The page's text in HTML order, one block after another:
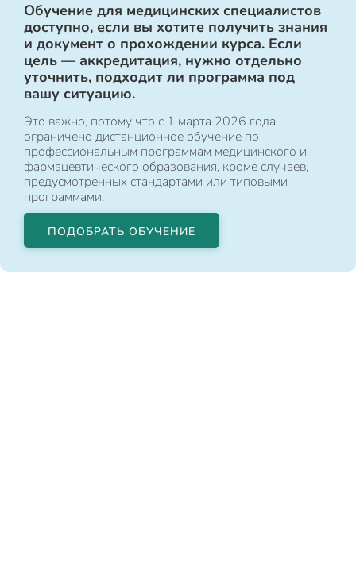
Обучение для медицинских специалистов
доступно, если вы хотите получить знания
и документ о прохождении курса. Если
цель — аккредитация, нужно отдельно
уточнить, подходит ли программа под
вашу ситуацию.
Это важно, потому что с 1 марта 2026 года
ограничено дистанционное обучение по
профессиональным программам медицинского и
фармацевтического образования, кроме случаев,
предусмотренных стандартами или типовыми
программами.
ПОДОБРАТЬ ОБУЧЕНИЕ